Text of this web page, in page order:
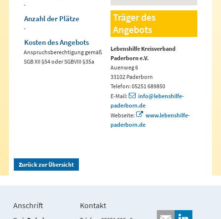
-
Anzahl der Plätze
-
Kosten des Angebots
Anspruchsberechtigung gemäß
SGB XII §54 oder SGBVIII §35a
Träger des
Angebots
Lebenshilfe Kreisverband
Paderborn e.V.
Auenweg 6
33102 Paderborn
Telefon: 05251 689850
E-Mail:
info@lebenshilfe-
paderborn.de
Webseite:
www.lebenshilfe-
paderborn.de
Zurück zur Übersicht
Anschrift Kontakt